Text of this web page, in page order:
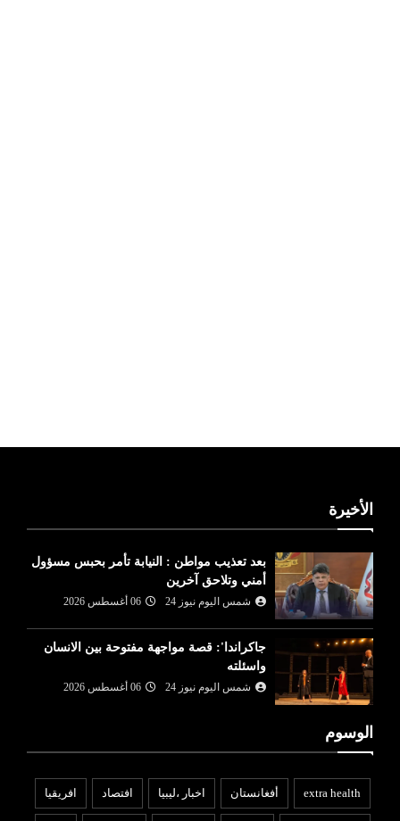
الأخيرة
بعد تعذيب مواطن : النيابة تأمر بحبس مسؤول
أمني وتلاحق آخرين
شمس اليوم نيوز 24 06 أغسطس 2026
جاكراندا': قصة مواجهة مفتوحة بين الانسان
واسئلته
شمس اليوم نيوز 24 06 أغسطس 2026
الوسوم
extra health أفغانستان اخبار ،ليبيا افتصاد افريقيا